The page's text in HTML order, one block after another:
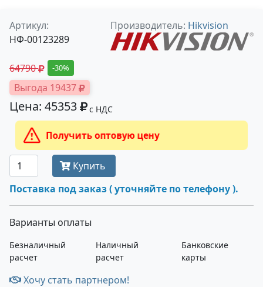
Артикул:
НФ-00123289
Производитель: Hikvision
64790 -30%
Выгода 19437
Цена: 45353 с НДС
Получить оптовую цену
Купить
Поставка под заказ ( уточняйте по телефону ).
Варианты оплаты
Безналичный
расчет
Наличный
расчет
Банковские
карты
Хочу стать партнером!